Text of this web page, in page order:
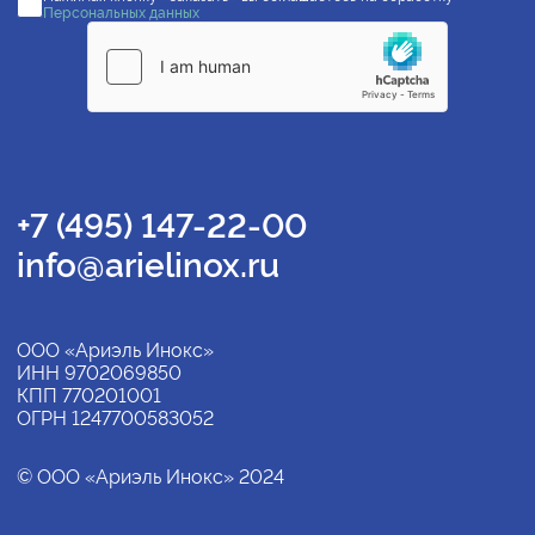
Персональных данных
+7 (495) 147-22-00
info@arielinox.ru
ООО «Ариэль Инокс»
ИНН 9702069850
КПП 770201001
ОГРН 1247700583052
© ООО «Ариэль Инокс» 2024